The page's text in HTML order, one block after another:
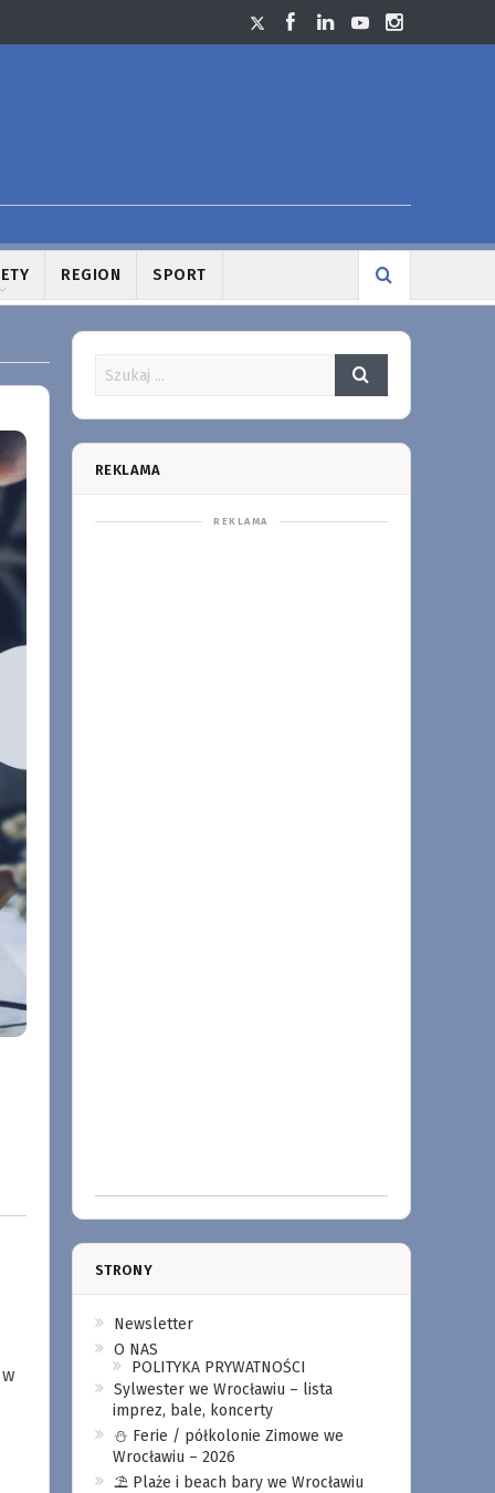
REGION SPORT
REKLAMA
STRONY
Newsletter
O NAS
POLITYKA PRYWATNOŚCI
Sylwester we Wrocławiu – lista
imprez, bale, koncerty
⛄️ Ferie / półkolonie Zimowe we
Wrocławiu – 2026
⛱️ Plaże i beach bary we Wrocławiu